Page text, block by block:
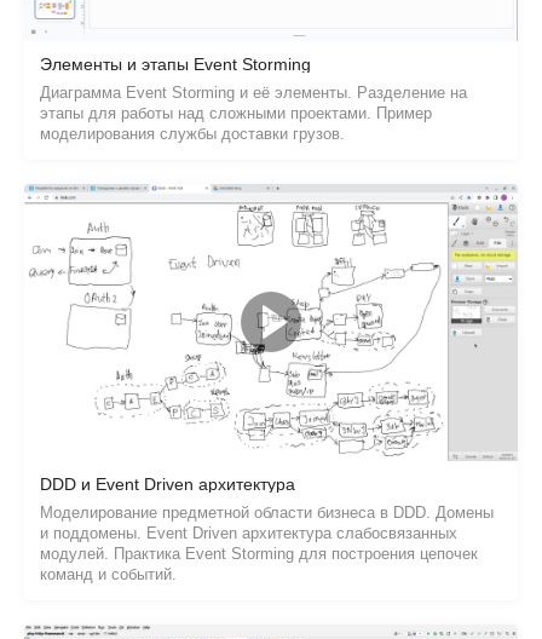
Элементы и этапы Event Storming
Диаграмма Event Storming и её элементы. Разделение на
этапы для работы над сложными проектами. Пример
моделирования службы доставки грузов.
DDD и Event Driven архитектура
Моделирование предметной области бизнеса в DDD. Домены
и поддомены. Event Driven архитектура слабосвязанных
модулей. Практика Event Storming для построения цепочек
команд и событий.